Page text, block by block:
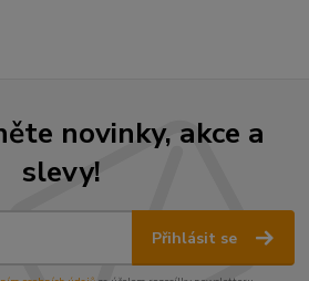
novinky, akce a
slevy!
Přihlásit se